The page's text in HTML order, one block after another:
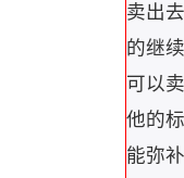
卖出
的继
可以
他的
能弥